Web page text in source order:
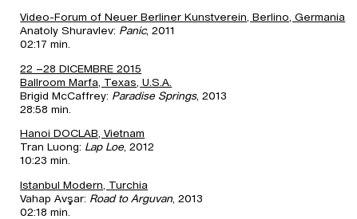
Video-Forum of Neuer Berliner Kunstverein, Berlino, Germania
Anatoly Shuravlev: Panic, 2011
02:17 min.
22 –28 DICEMBRE 2015
Ballroom Marfa, Texas, U.S.A.
Brigid McCaffrey: Paradise Springs, 2013
28:58 min.
Hanoi DOCLAB, Vietnam
Tran Luong: Lap Loe, 2012
10:23 min.
Istanbul Modern, Turchia
Vahap Avşar: Road to Arguvan , 2013
02:18 min.